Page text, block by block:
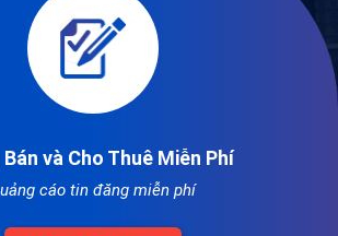
và Cho Thuê Miễn Phí
cáo tin đăng miễn phí